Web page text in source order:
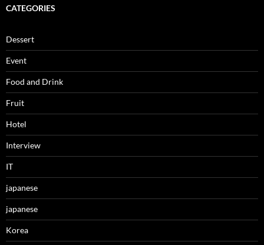
CATEGORIES
Dessert
Event
Food and Drink
Fruit
Hotel
Interview
IT
japanese
japanese
Korea